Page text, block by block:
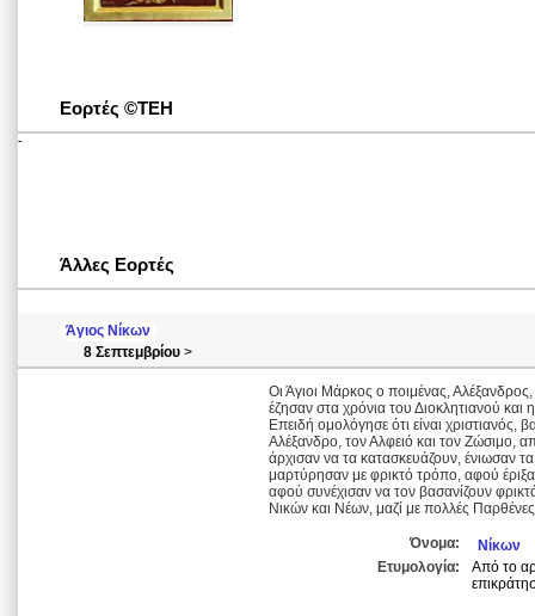
Εορτές ©ΤΕΗ
-
Άλλες Εορτές
Άγιος Νίκων
8 Σεπτεμβρίου >
Οι Άγιοι Μάρκος ο ποιμένας,
έζησαν στα χρόνια του Διοκλητιανού
Επειδή ομολόγησε ότι είναι χριστιανός,
Αλέξανδρο, τον Αλφειό και τον Ζώσιμο,
άρχισαν να τα κατασκευάζουν, ένιωσαν
μαρτύρησαν με φρικτό τρόπο, αφού
αφού συνέχισαν να τον βασανίζουν
Νικών και Νέων, μαζί με πολλές
Όνομα:
Νίκων
Ετυμολογία:
Από το